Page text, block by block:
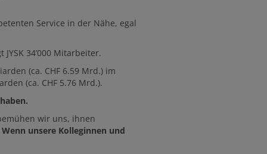
Service in der Nähe, egal
34’000 Mitarbeiter.
(ca. CHF 6.59 Mrd.) im
(ca. CHF 5.76 Mrd.).
wir uns, ihnen
Wenn unsere Kolleginnen und